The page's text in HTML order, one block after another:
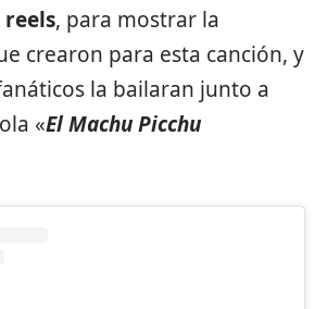
reels, para mostrar la
crearon para esta canción, y
la bailaran junto a
«El Machu Picchu